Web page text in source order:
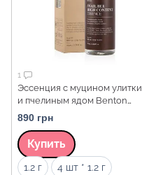
1
Эссенция с муцином улитки
и пчелиным ядом Benton
Snail Bee High Content
Essence, 100 мл
890 грн
Купить
Объем
1.2 г 4 шт * 1.2 г